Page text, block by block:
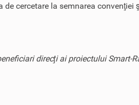
cercetare la semnarea convenţiei
direcţi ai proiectului Smart-